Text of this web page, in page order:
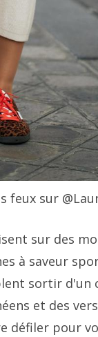
feux sur
sur des
à saveur
sortir d'un
et des
défiler pour